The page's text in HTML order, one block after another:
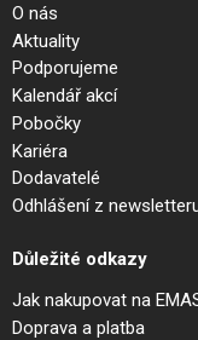
O nás
Aktuality
Podporujeme
Kalendář akcí
Pobočky
Kariéra
Dodavatelé
Odhlášení z
Důležité odkazy
Jak nakupovat na
Doprava a platba